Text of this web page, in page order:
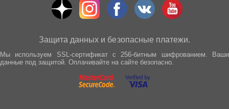
Защита данных и безопасные платежи.
Мы используем SSL-сертификат с 256-битным шифрованием. Ваши
данные под защитой. Оплачивайте на сайте безопасно.